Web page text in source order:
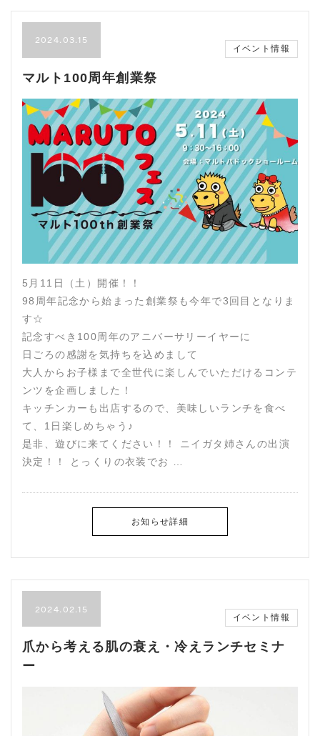
2024.03.15
イベント情報
マルト100周年創業祭
5月11日（土）開催！！
98周年記念から始まった創業祭も今年で3回目となりま
す☆
記念すべき100周年のアニバーサリーイヤーに
日ごろの感謝を気持ちを込めまして
大人からお子様まで全世代に楽しんでいただけるコンテ
ンツを企画しました！
キッチンカーも出店するので、美味しいランチを食べ
て、1日楽しめちゃう♪
是非、遊びに来てください！！ ニイガタ姉さんの出演
決定！！ とっくりの衣装でお …
お知らせ詳細
2024.02.15
イベント情報
爪から考える肌の衰え・冷えランチセミナ
ー